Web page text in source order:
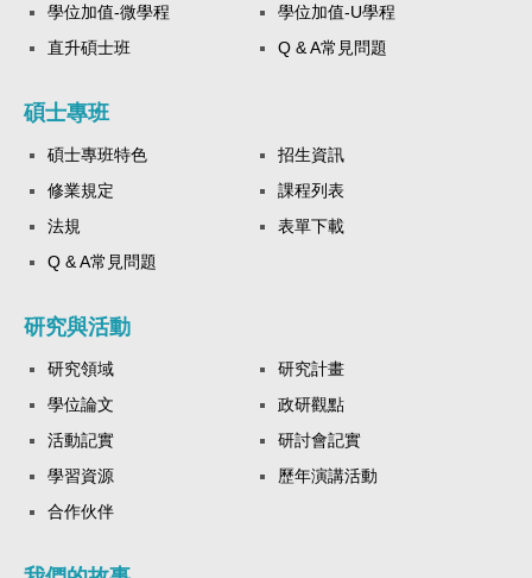
學位加值-微學程
學位加值-U學程
直升碩士班
Q & A常見問題
碩士專班
碩士專班特色
招生資訊
修業規定
課程列表
法規
表單下載
Q & A常見問題
研究與活動
研究領域
研究計畫
學位論文
政研觀點
活動記實
研討會記實
學習資源
歷年演講活動
合作伙伴